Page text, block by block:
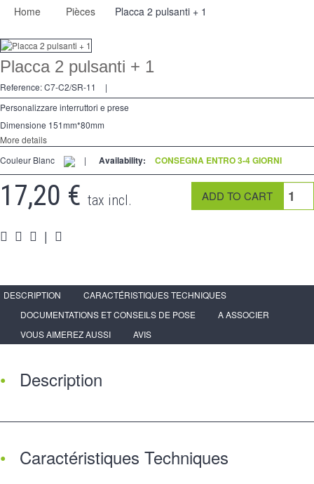
Interruttori
Dimmer
2 modi
preso
Spéciales
accessori
Pièces
Espace PRO
Home Pièces Placca 2 pulsanti + 1
Placca 2 pulsanti + 1
Reference:C7-C2/SR-11
|
Personalizzare interruttori e prese
Dimensione 151mm*80mm
More details
Couleur Blanc
| Availability: CONSEGNA ENTRO 3-4 GIORNI
17,20 € tax incl.
|
DESCRIPTION
CARACTÉRISTIQUES TECHNIQUES
DOCUMENTATIONS ET CONSEILS DE POSE
A ASSOCIER
VOUS AIMEREZ AUSSI
AVIS
Description
Caractéristiques Techniques